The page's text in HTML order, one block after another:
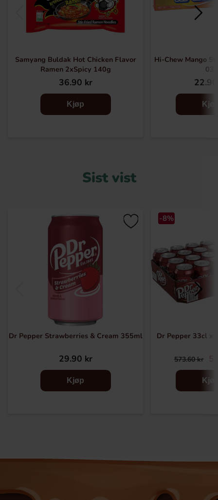
Samyang Buldak Hot Chicken Flavor
Ramen 2xSpicy 140g
36.90 kr
Kjøp
Hi-Chew Mango
03)
Sist vist
Dr Pepper Strawberries & Cream 355ml
29.90 kr
Kjøp
-8%
Dr Pepper 33cl x
573.60 kr